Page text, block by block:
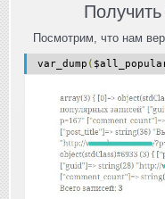
Посмотрим, что нам
var_dump (